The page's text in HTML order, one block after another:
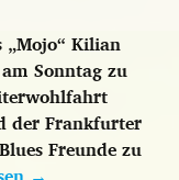
„Mojo“ Kilian
Sonntag zu
der Frankfurter
Freunde zu